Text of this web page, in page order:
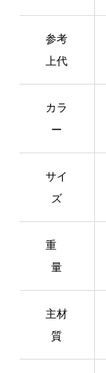
参考
上代
カラ
ー
サイ
ズ
重
量
主材
質